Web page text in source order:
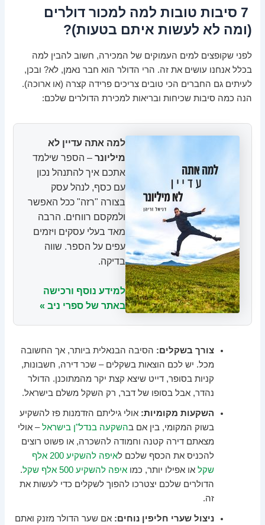
7 סיבות טובות למה למכור דולרים
(ומה לא לעשות איתם בטעות)?
לפני שקופצים למים העמוקים של המכירה, חשוב להבין למה
בכלל אנחנו עושים את זה. הרי הדולר הוא חבר נאמן, לא? ובכן,
לעיתים גם החברים הכי טובים צריכים פרידה קצרה (או ארוכה).
הנה כמה סיבות שכיחות ובריאות למכירת הדולרים שלכם:
למה אתה עדיין לא
מיליונר – הספר שילמד
אתכם איך להתנהל נכון
עם כסף, לנהל עסק
בצורה "רזה" ככל האפשר
ולמקסם רווחים. הרבה
מאד בעלי עסקים ויזמים
עפים על הספר. שווה
בדיקה.
למידע נוסף ורכישה
באתר של ספרי ניב »
צורך בשקלים: הסיבה הבנאלית ביותר, אך החשובה
מכל. יש לכם הוצאות בשקלים – שכר דירה, חשבונות,
קניות בסופר, דייט שיצא קצת יקר מהמתוכנן. הדולר
נהדר, אבל בסופו של דבר, רק השקל משלם בישראל.
השקעות מקומיות: אולי גיליתם הזדמנות פז להשקיע
בשוק המקומי, בין אם בהשקעה בנדל"ן בישראל– אולי
מצאתם דירה קטנה וחמודה להשכרה, או פשוט רוצים
להכניס את הכסף שלכם ל
איפה להשקיע 200 אלף
שקל או אפילו יותר, כמואיפה להשקיע 500 אלף שקל
.
הדולרים שלכם יצטרכו להפוך לשקלים כדי לעשות את
זה.
ניצול שערי חליפין נוחים: אם שער הדולר מזנק ואתם